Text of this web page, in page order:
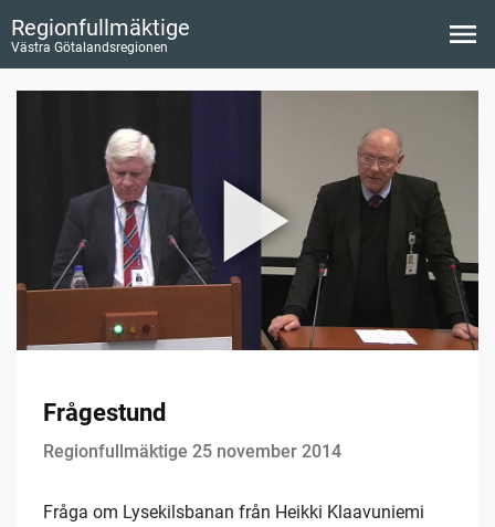
Regionfullmäktige
Västra Götalandsregionen
Frågestund
Regionfullmäktige 25 november 2014
Fråga om Lysekilsbanan från Heikki Klaavuniemi